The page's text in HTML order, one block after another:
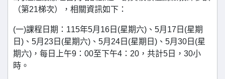
（第21梯次），相關資訊如下：
(一)課程日期：115年5月16日(星期六)、5月17日(星期
日)、5月23日(星期六)、5月24日(星期日)、5月30日(星
期六)，每日上午9：00至下午4：20，共計5日，30小
時。